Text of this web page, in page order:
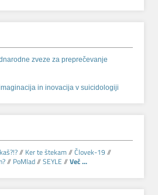
zveze za preprečevanje
in inovacija v suicidologiji
// Ker te štekam//Človek-19 //
// PoMlad//SEYLE //Več ...